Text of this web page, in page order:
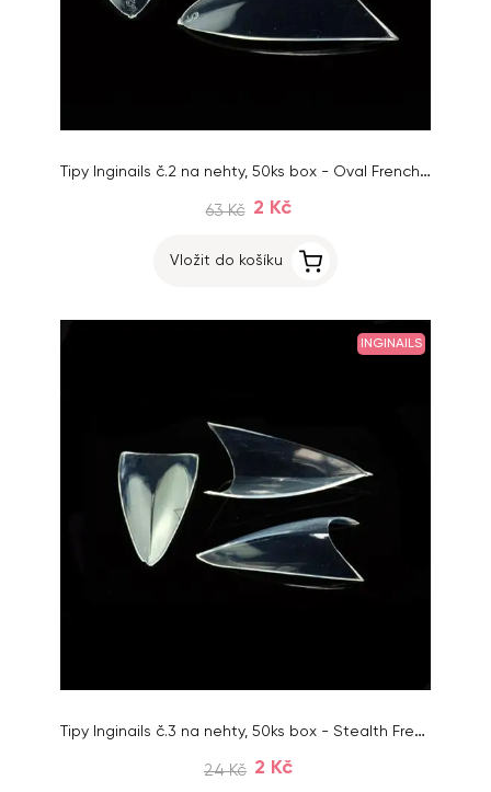
Tipy Inginails č.2 na nehty, 50ks box - Oval French Clear
63 Kč 2 Kč
Vložit do košíku
INGINAILS
Tipy Inginails č.3 na nehty, 50ks box - Stealth French Clear
24 Kč 2 Kč